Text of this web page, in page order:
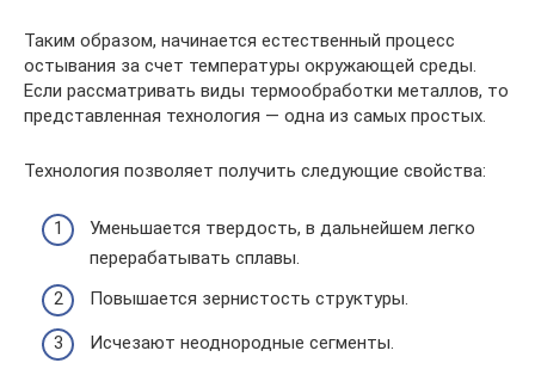
Таким образом, начинается естественный процесс
остывания за счет температуры окружающей среды.
Если рассматривать виды термообработки металлов, то
представленная технология — одна из самых простых.
Технология позволяет получить следующие свойства:
Уменьшается твердость, в дальнейшем легко
перерабатывать сплавы.
Повышается зернистость структуры.
Исчезают неоднородные сегменты.